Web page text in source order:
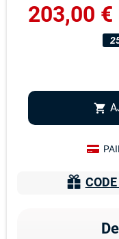
203,00 €
shopping_cart